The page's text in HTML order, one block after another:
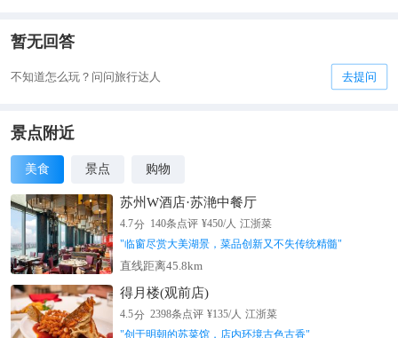
暂无回答
不知道怎么玩？问问旅行达人 去提问
景点附近
美食 景点 购物
苏州W酒店·苏滟中餐厅
4.7分 140条点评 ¥450/人 江浙菜
"临窗尽赏大美湖景，菜品创新又不失传统精髓"
直线距离45.8km
得月楼(观前店)
4.5分 2398条点评 ¥135/人 江浙菜
"创于明朝的苏菜馆，店内环境古色古香"